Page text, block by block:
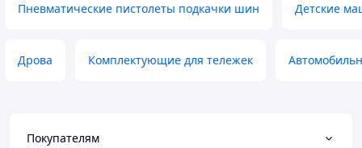
Пневматические пистолеты подкачки шин Детские
Дрова Комплектующие для тележек
Покупателям